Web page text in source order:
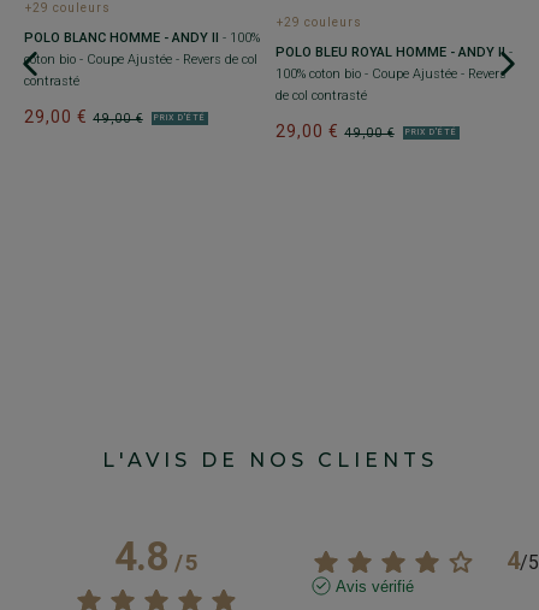
+29 couleurs
POLO BLANC HOMME - ANDY II
- 100%
coton bio - Coupe Ajustée - Revers de col
contrasté
49,00 €
29,00 € PRIX D'ÉTÉ
+29 couleurs
POLO BLEU ROYAL HOMME - ANDY II-
100% coton bio - Coupe Ajustée - Revers
de col contrasté
49,00 €
29,00 € PRIX D'ÉTÉ
L'AVIS DE NOS CLIENTS
4.8/5 4/5
Avis vérifié